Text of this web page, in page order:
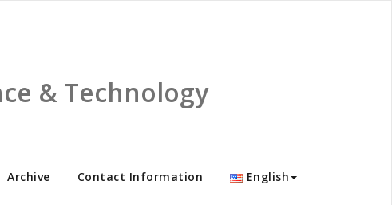
& Technology
Archive Contact Information English